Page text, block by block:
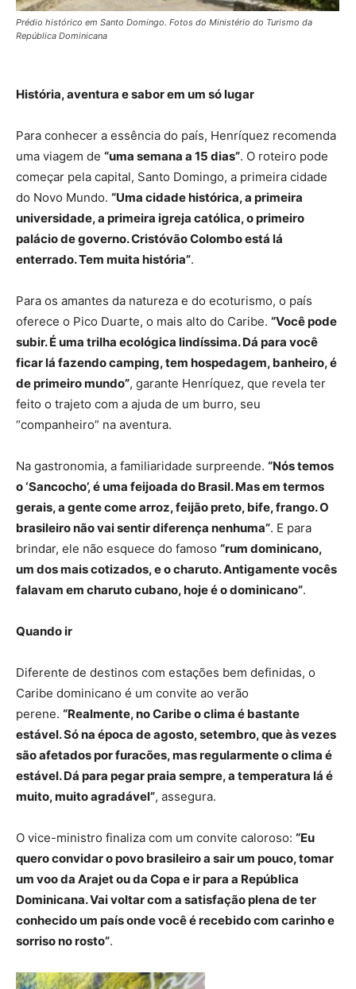
Prédio histórico em Santo Domingo. Fotos do Ministério do Turismo da
República Dominicana
História, aventura e sabor em um só lugar
Para conhecer a essência do país, Henríquez recomenda
uma viagem de “uma semana a 15 dias”. O roteiro pode
começar pela capital, Santo Domingo, a primeira cidade
do Novo Mundo. “Uma cidade histórica, a primeira
universidade, a primeira igreja católica, o primeiro
palácio de governo. Cristóvão Colombo está lá
enterrado. Tem muita história”.
Para os amantes da natureza e do ecoturismo, o país
oferece o Pico Duarte, o mais alto do Caribe. “Você pode
subir. É uma trilha ecológica lindíssima. Dá para você
ficar lá fazendo camping, tem hospedagem, banheiro, é
de primeiro mundo”, garante Henríquez, que revela ter
feito o trajeto com a ajuda de um burro, seu
“companheiro” na aventura.
Na gastronomia, a familiaridade surpreende. “Nós temos
o ‘Sancocho’, é uma feijoada do Brasil. Mas em termos
gerais, a gente come arroz, feijão preto, bife, frango. O
brasileiro não vai sentir diferença nenhuma”. E para
brindar, ele não esquece do famoso “rum dominicano,
um dos mais cotizados, e o charuto. Antigamente vocês
falavam em charuto cubano, hoje é o dominicano”.
Quando ir
Diferente de destinos com estações bem definidas, o
Caribe dominicano é um convite ao verão
perene. “Realmente, no Caribe o clima é bastante
estável. Só na época de agosto, setembro, que às vezes
são afetados por furacões, mas regularmente o clima é
estável. Dá para pegar praia sempre, a temperatura lá é
muito, muito agradável”, assegura.
O vice-ministro finaliza com um convite caloroso: “Eu
quero convidar o povo brasileiro a sair um pouco, tomar
um voo da Arajet ou da Copa e ir para a República
Dominicana. Vai voltar com a satisfação plena de ter
conhecido um país onde você é recebido com carinho e
sorriso no rosto”.